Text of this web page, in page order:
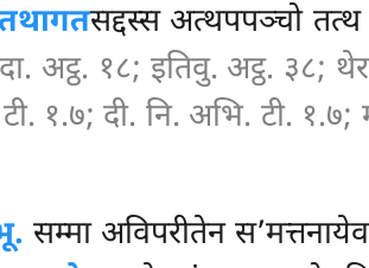
सद्दस्स अत्थपपञ्चो
अट्ठ. १८; इतिवु. अट्ठ. ३८;
१.७; दी. नि. अभि. टी.
सम्मा अविपरीतेन